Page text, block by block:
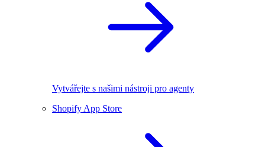
Vytvářejte s našimi nástroji pro agenty
Shopify App Store